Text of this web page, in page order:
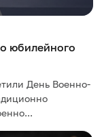
юбилейного
День Военно-